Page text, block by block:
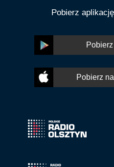
Pobierz
Pobierz